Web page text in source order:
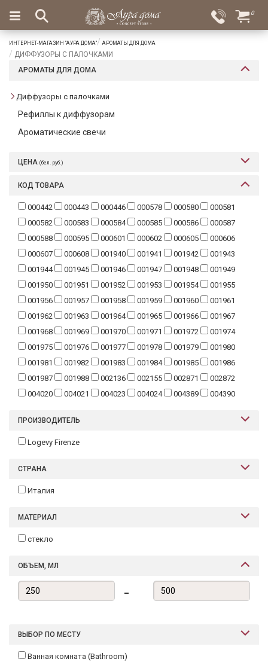
Вход
Избранное
×
Салоны
Доставка
Оплата
Подарки
Ароматы
для
дома
Сервировка
Столовые
приборы
Текстиль
Фарфор
Декор
Бренды
0
ИНТЕРНЕТ-МАГАЗИН "АУРА ДОМА" АРОМАТЫ ДЛЯ ДОМА
ДИФФУЗОРЫ С ПАЛОЧКАМИ
АРОМАТЫ ДЛЯ ДОМА
Диффузоры с палочками
Рефиллы к диффузорам
Ароматические свечи
ЦЕНА (бел. руб.)
КОД ТОВАРА
000442 000443 000446 000578 000580
000581
000582
000583 000584 000585 000586
000587
000588
000595 000601 000602 000605
000606
000607
000608 001940 001941 001942
001943
001944
001945 001946 001947 001948
001949
001950
001951 001952 001953 001954
001955
001956
001957 001958 001959 001960
001961
001962
001963 001964 001965 001966
001967
001968
001969 001970 001971 001972
001974
001975
001976 001977 001978 001979
001980
001981
001982 001983 001984 001985
001986
001987
001988 002136 002155 002871
002872
004020
004021 004023 004024 004389 004390
ПРОИЗВОДИТЕЛЬ
Logevy Firenze
СТРАНА
Италия
МАТЕРИАЛ
стекло
ОБЪЕМ, МЛ
-
ВЫБОР ПО МЕСТУ
Ванная комната (Bathroom)